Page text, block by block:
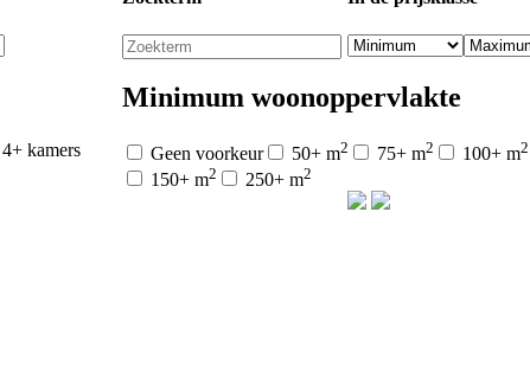
4+ kamers
Minimum woonoppervlakte
Geen voorkeur 50+ m2 75+ m2 100+ m2
150+ m2 250+ m2